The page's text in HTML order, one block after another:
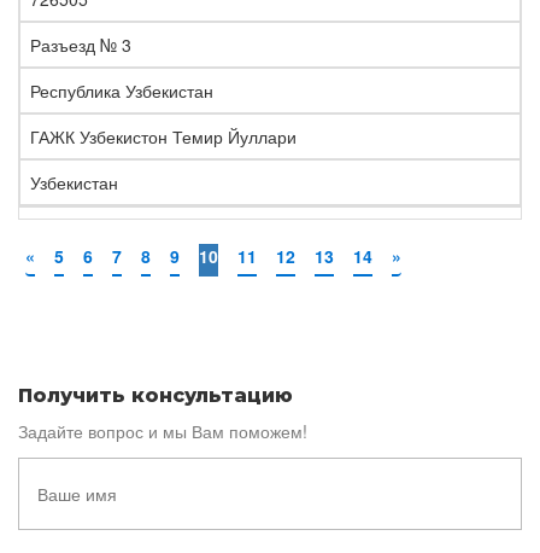
Разъезд № 3
Республика Узбекистан
ГАЖК Узбекистон Темир Йуллари
Узбекистан
« 5 6 7 8 9 10 11 12 13 14 »
Получить консультацию
Задайте вопрос и мы Вам поможем!